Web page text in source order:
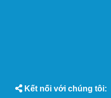
Kết nối với chúng tôi: